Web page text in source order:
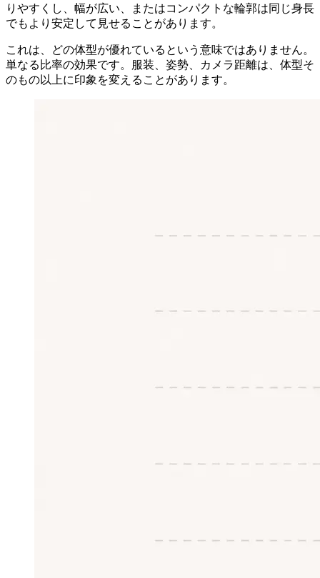
りやすくし、幅が広い、またはコンパクトな輪郭は同じ身長
でもより安定して見せることがあります。
これは、どの体型が優れているという意味ではありません。
単なる比率の効果です。服装、姿勢、カメラ距離は、体型そ
のもの以上に印象を変えることがあります。